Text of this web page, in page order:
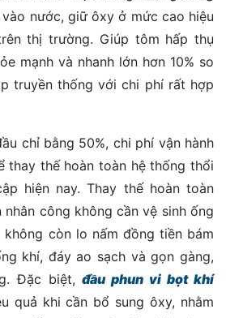
nước, giữ ôxy ở mức cao hiệu
thị trường. Giúp tôm hấp thụ
mạnh và nhanh lớn hơn 10% so
truyền thống với chi phí rất hợp
chỉ bằng 50%, chi phí vận hành
thay thế hoàn toàn hệ thống thổi
hiện nay. Thay thế hoàn toàn
công không cần vệ sinh ống
không còn lo nấm đồng tiền bám
khí, đáy ao sạch và gọn gàng,
Đặc biệt,đầu phun vi bọt khí
quả khi cần bổ sung ôxy, nhằm